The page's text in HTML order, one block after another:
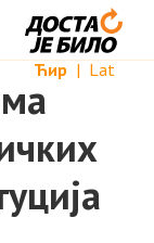
Ћир | Lat